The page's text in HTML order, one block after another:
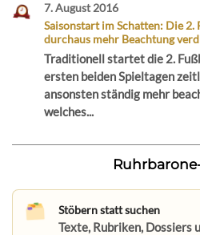
7. August 2016
Saisonstart im Schatten: Die
durchaus mehr Beachtung
Traditionell startet die 2.
ersten beiden Spieltagen
ansonsten ständig mehr
welches...
Stöbern statt suchen
Texte, Rubriken, Dossiers